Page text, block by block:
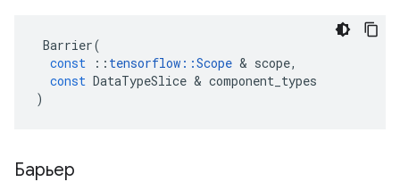
Barrier(
const
:: tensorflow ::Scope & scope,
const DataTypeSlice & component_types
)
Барьер